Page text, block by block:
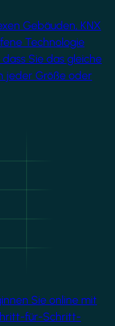
Gebäuden, KNX
Technologie
Sie das gleiche
jeder Größe oder
Sie online mit
für-Schritt-